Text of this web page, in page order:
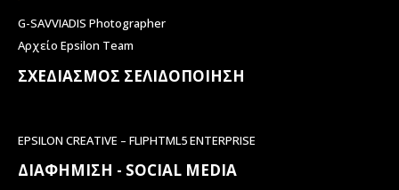
G-SAVVIADIS Photographer
Αρχείο Epsilon Team
ΣΧΕΔΙΑΣΜΟΣ ΣΕΛΙΔΟΠΟΙΗΣΗ
EPSILON CREATIVE – FLIPHTML5 ENTERPRISE
ΔΙΑΦΗΜΙΣΗ - SOCIAL MEDIA